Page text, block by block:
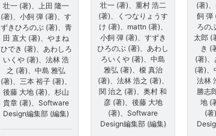
壮一 (著)、上田 隆一
(著)、小飼 弾 (著)、す
ずきひろのぶ (著)、青
田 直大 (著)、やまね
ひでき (著)、あわしろ
いくや (著)、法林 浩
之 (著)、中島 雅弘
(著)、三本 裕子 (著)、
後藤 大地 (著)、杉山
貴章 (著)、Software
Design編集部 (編集)
壮一 (著)、重村 浩二
(著)、くつなりょうす
け (著)、mattn (著)、
小飼 弾 (著)、すずき
ひろのぶ (著)、あわし
ろいくや (著)、中島
雅弘 (著)、榎 真治
(著)、法林 浩之 (著)、
関 治之 (著)、奥村 和
彦 (著)、後藤 大地
(著)、Software
Design編集部 (編集)
(著)
飼 弾
ろの
太郎 (
き (
(著)
(著)、
法林
勝志
地 (
(